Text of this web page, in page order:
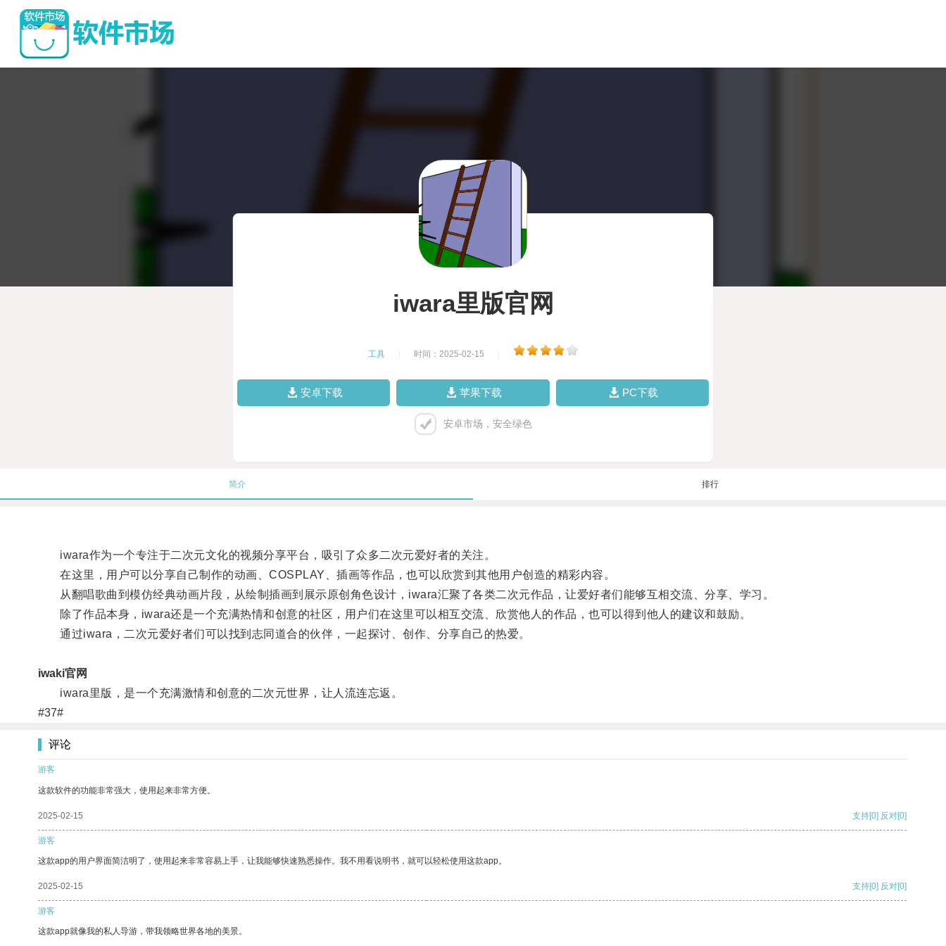
iwara里版官网
工具 时间：2025-02-15
安卓下载 苹果下载 PC下载
安卓市场，安全绿色
简介 排行
iwara作为一个专注于二次元文化的视频分享平台，吸引了众多二次元爱好者的关注。
在这里，用户可以分享自己制作的动画、COSPLAY、插画等作品，也可以欣赏到其他用户创造的精彩内容。
从翻唱歌曲到模仿经典动画片段，从绘制插画到展示原创角色设计，iwara汇聚了各类二次元作品，让爱好者们能够互相交流、分享、学习。
除了作品本身，iwara还是一个充满热情和创意的社区，用户们在这里可以相互交流、欣赏他人的作品，也可以得到他人的建议和鼓励。
通过iwara，二次元爱好者们可以找到志同道合的伙伴，一起探讨、创作、分享自己的热爱。
iwaki官网
iwara里版，是一个充满激情和创意的二次元世界，让人流连忘返。
#37#
评论
游客
这款软件的功能非常强大，使用起来非常方便。
2025-02-15 支持[0] 反对[0]
游客
这款app的用户界面简洁明了，使用起来非常容易上手，让我能够快速熟悉操作。我不用看说明书，就可以轻松使用这款app。
2025-02-15 支持[0] 反对[0]
游客
这款app就像我的私人导游，带我领略世界各地的美景。